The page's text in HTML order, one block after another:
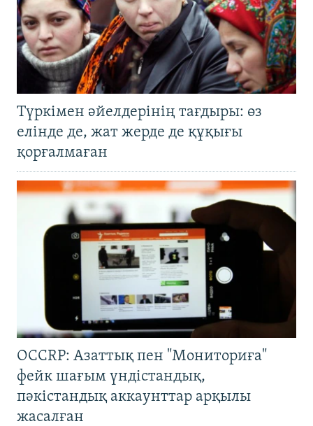
Түркімен әйелдерінің тағдыры: өз
елінде де, жат жерде де құқығы
қорғалмаған
OCCRP: Азаттық пен "Мониториға"
фейк шағым үндістандық,
пәкістандық аккаунттар арқылы
жасалған